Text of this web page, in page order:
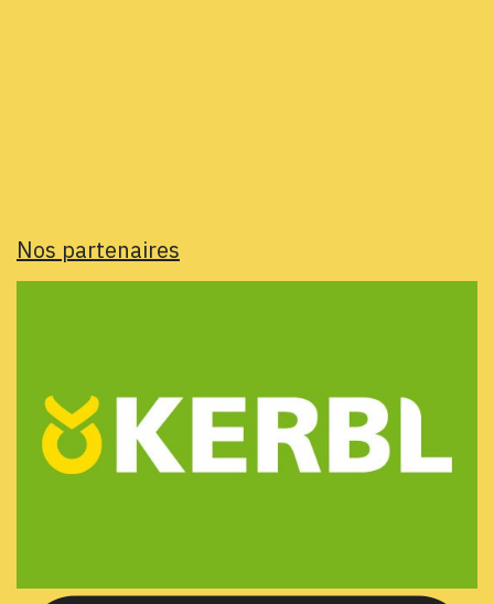
Nos partenaires